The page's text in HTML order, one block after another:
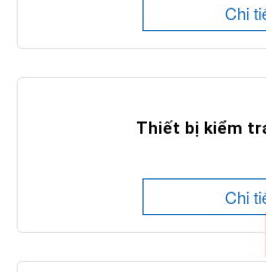
Chi
Thiết bị kiểm
Chi